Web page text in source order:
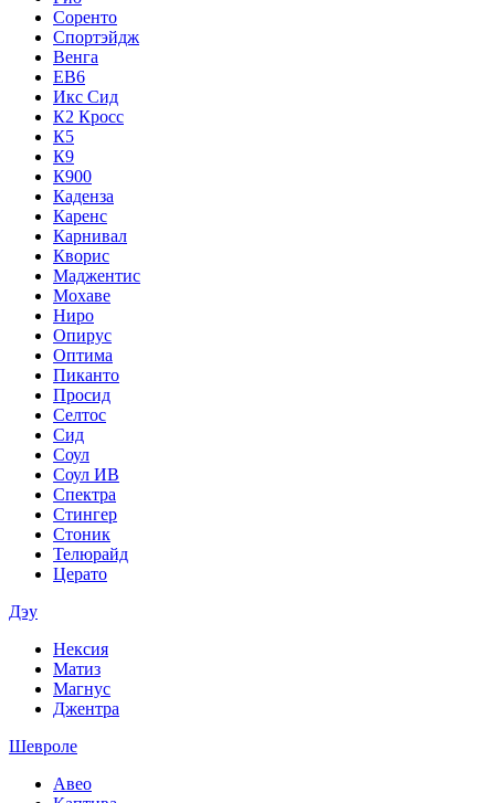
Соренто
Спортэйдж
Венга
ЕВ6
Икс Сид
К2 Кросс
К5
К9
К900
Каденза
Каренс
Карнивал
Кворис
Маджентис
Мохаве
Ниро
Опирус
Оптима
Пиканто
Просид
Селтос
Сид
Соул
Соул ИВ
Спектра
Стингер
Стоник
Телюрайд
Церато
Дэу
Нексия
Матиз
Магнус
Джентра
Шевроле
Авео